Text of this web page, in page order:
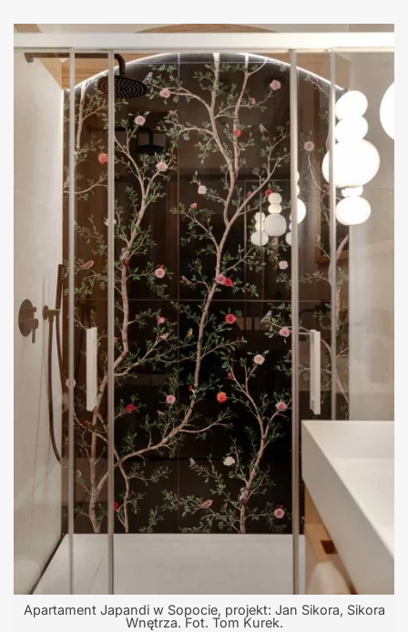
Apartament Japandi w Sopocie, projekt: Jan Sikora, Sikora
Wnętrza. Fot. Tom Kurek.